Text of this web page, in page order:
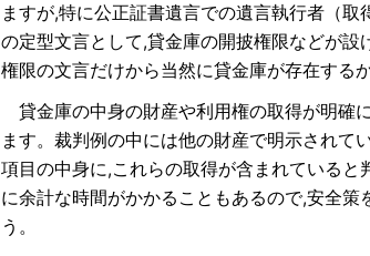
ますが,特に公正証書遺言での遺言執行者（
の定型文言として,貸金庫の開披権限などが
権限の文言だけから当然に貸金庫が存在する
貸金庫の中身の財産や利用権の取得が明確
ます。裁判例の中には他の財産で明示されて
項目の中身に,これらの取得が含まれている
に余計な時間がかかることもあるので,安全
う。